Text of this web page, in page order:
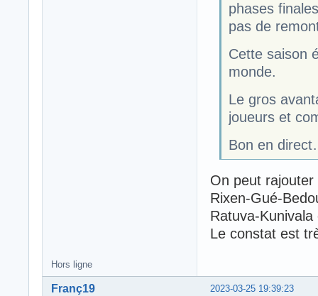
phases
pas de
Cette saison
monde.
Le gros
joueurs et
Bon en
On peut
Rixen-Gué-
Ratuva-
Le constat est
Hors ligne
2023-03-25 19:39:23
Franç19